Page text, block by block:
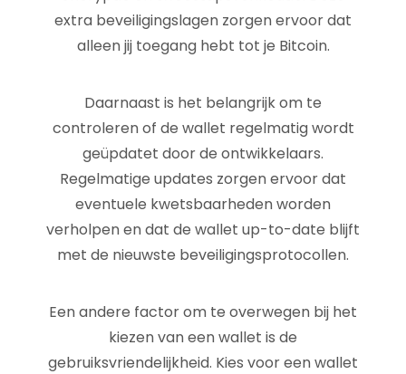
extra beveiligingslagen zorgen ervoor dat
alleen jij toegang hebt tot je Bitcoin.
Daarnaast is het belangrijk om te
controleren of de wallet regelmatig wordt
geüpdatet door de ontwikkelaars.
Regelmatige updates zorgen ervoor dat
eventuele kwetsbaarheden worden
verholpen en dat de wallet up-to-date blijft
met de nieuwste beveiligingsprotocollen.
Een andere factor om te overwegen bij het
kiezen van een wallet is de
gebruiksvriendelijkheid. Kies voor een wallet